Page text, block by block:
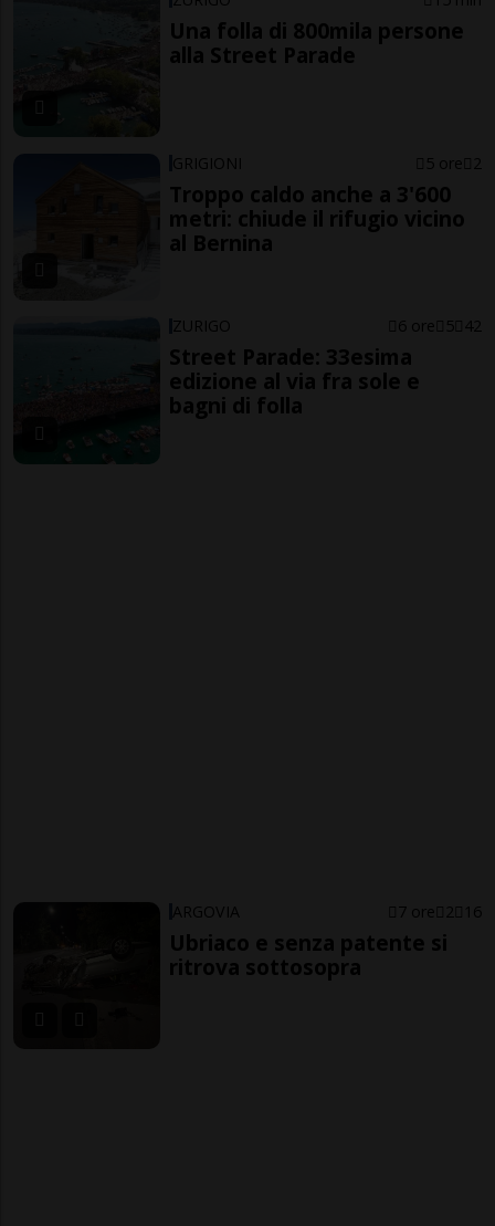
Una folla di 800mila persone
alla Street Parade
GRIGIONI 5 ore 2
Troppo caldo anche a 3'600
metri: chiude il rifugio vicino
al Bernina
ZURIGO 6 ore 5 42
Street Parade: 33esima
edizione al via fra sole e
bagni di folla
ARGOVIA 7 ore 2 16
Ubriaco e senza patente si
ritrova sottosopra